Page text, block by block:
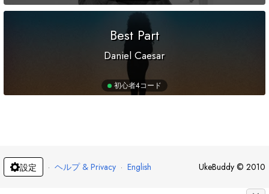
Best Part
Daniel Caesar
初心者4コード
設定 · ヘルプ & Privacy · English UkeBuddy © 2010